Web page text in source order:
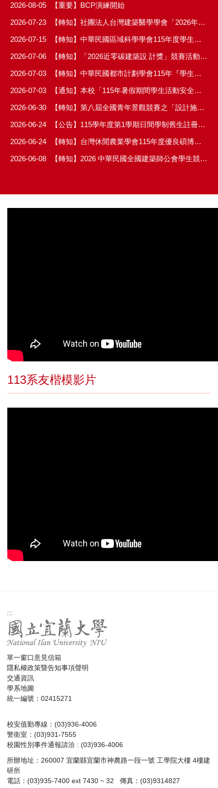
2026-08-05 【重要】BCP演練開始
2026-07-23 【轉知】社團法人台灣建築醫學學會「2026年第八屆優秀學位論文獎」
2026-07-15 【轉知】中華民國區域科學學會115年度學生（碩博士論文獎徵件開始收件※8/31截止)
2026-07-06 【轉知】「2026近零碳建築設 計獎」競賽活動相關辦法
2026-07-03 【轉知】中華民國都市計劃學會115年『學生論文獎』競賽及獎學金推薦，8/31止。
2026-07-03 【通知】本校「115年暑假期間學生活動安全注意事項」宣導資料，請全校師生共同注意暑期安全，以維護學生身心健康，防範意外事件發生。
2026-06-30 【轉知】第八屆全國青年景觀競賽之「設計施作競賽」及「競圖競賽」徵件辦法
2026-06-24 【公告】115學年度第1學期日間學制舊生註冊須知
2026-06-24 【轉知】台灣休閒農業學會115年度優良碩博士論文申請至10月31日止。
2026-06-08 【轉知】2026 中華民國全國建築師公會學生競圖-邁向新建築：共融、共生、韌性
113系友楷模影片
:::
單一窗口意見信箱
隱私權政策暨告知事項聲明
交通資訊
學系地圖
統一編號：02415271
校安值勤專線：(03)936-4006
警衛室：(03)931-7555
校園性別事件通報請洽 : (03)936-4006
所辦地址：260007 宜蘭縣宜蘭市神農路一段一號 工學院大樓 4樓建
研所
電話：(03)935-7400 ext 7430 ~ 32 傳真：(03)9314827